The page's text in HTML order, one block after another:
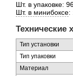
Шт. в упаковке:
Шт. в минибоксе:
Технические
Тип установки
Тип упаковки
Материал